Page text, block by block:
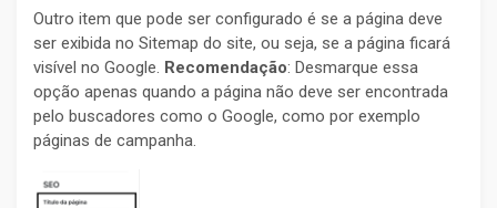
Outro item que pode ser configurado é se a página deve
ser exibida no Sitemap do site, ou seja, se a página ficará
visível no Google. Recomendação: Desmarque essa
opção apenas quando a página não deve ser encontrada
pelo buscadores como o Google, como por exemplo
páginas de campanha.